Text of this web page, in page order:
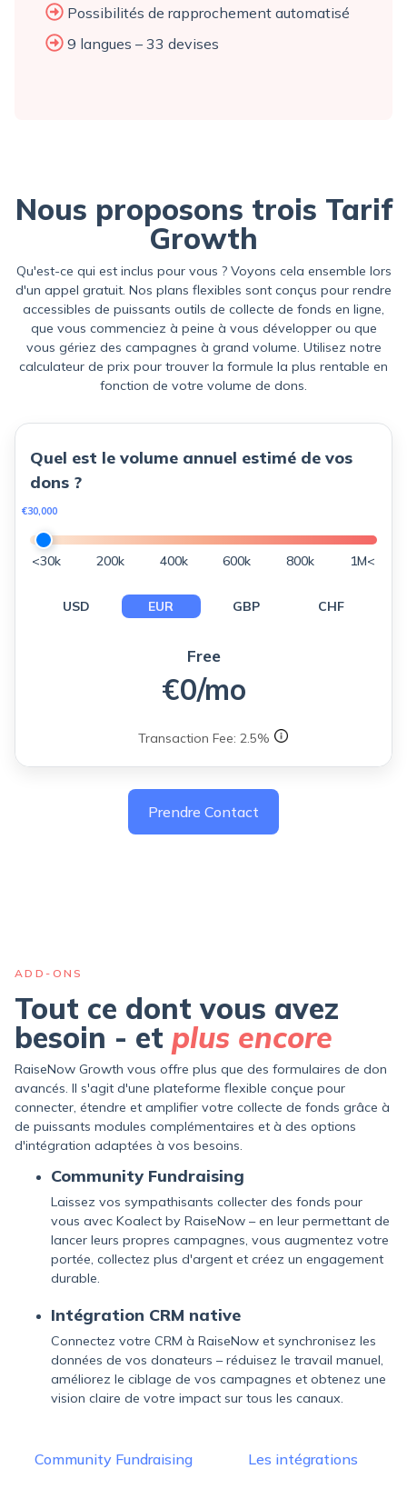
Possibilités de rapprochement automatisé
9 langues – 33 devises
Nous proposons trois Tarif
Growth
Qu'est-ce qui est inclus pour vous ? Voyons cela ensemble lors
d'un appel gratuit. Nos plans flexibles sont conçus pour rendre
accessibles de puissants outils de collecte de fonds en ligne,
que vous commenciez à peine à vous développer ou que
vous gériez des campagnes à grand volume. Utilisez notre
calculateur de prix pour trouver la formule la plus rentable en
fonction de votre volume de dons.
Quel est le volume annuel estimé de vos
dons ?
€30,000
<30k 200k 400k 600k 800k 1M<
USD EUR GBP CHF
Free
€0/mo
Transaction Fee: 2.5%
Prendre Contact
ADD-ONS
Tout ce dont vous avez
besoin - et plus encore
RaiseNow Growth vous offre plus que des formulaires de don
avancés. Il s'agit d'une plateforme flexible conçue pour
connecter, étendre et amplifier votre collecte de fonds grâce à
de puissants modules complémentaires et à des options
d'intégration adaptées à vos besoins.
Community Fundraising
Laissez vos sympathisants collecter des fonds pour
vous avec Koalect by RaiseNow – en leur permettant de
lancer leurs propres campagnes, vous augmentez votre
portée, collectez plus d'argent et créez un engagement
durable.
Intégration CRM native
Connectez votre CRM à RaiseNow et synchronisez les
données de vos donateurs – réduisez le travail manuel,
améliorez le ciblage de vos campagnes et obtenez une
vision claire de votre impact sur tous les canaux.
Community Fundraising Les intégrations